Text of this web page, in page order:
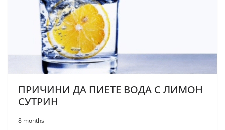
ПРИЧИНИ ДА ПИЕТЕ ВОДА С ЛИМОН
СУТРИН
8 months